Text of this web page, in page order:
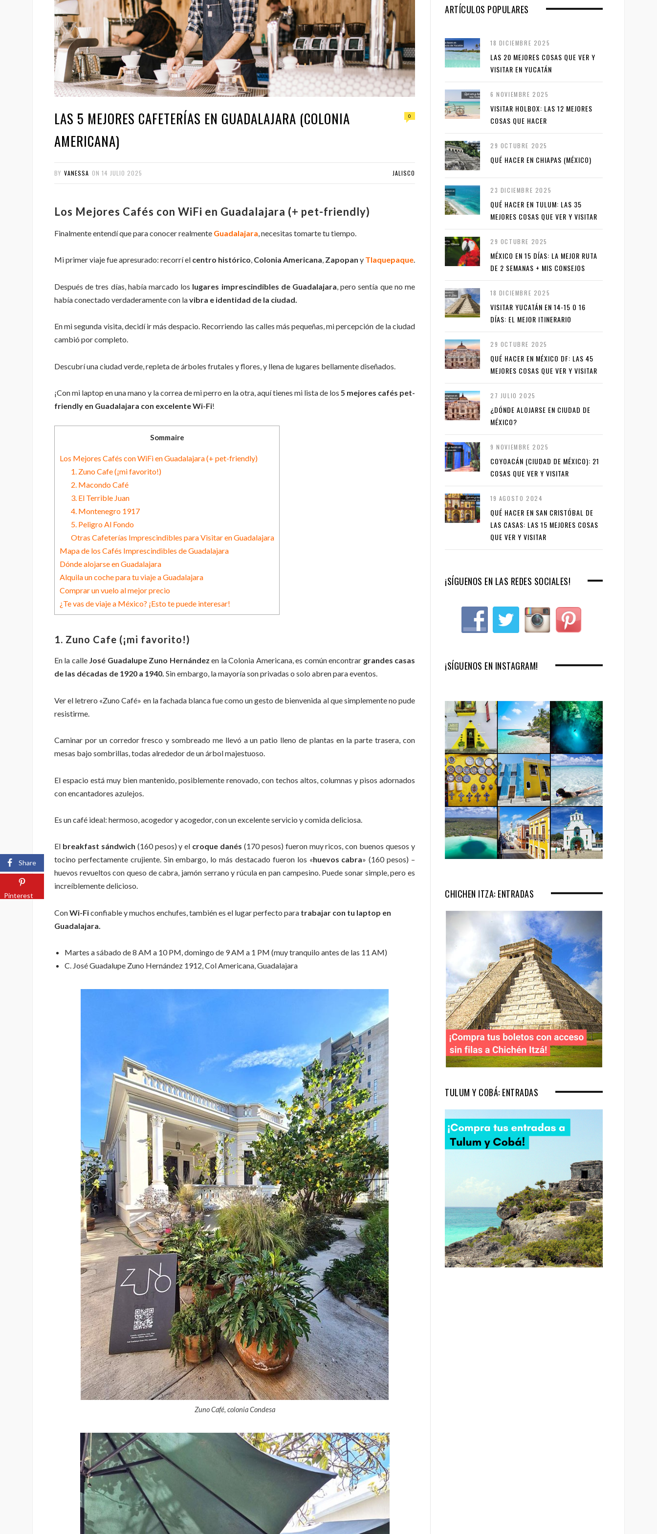
LAS 5 MEJORES CAFETERÍAS EN GUADALAJARA (COLONIA
AMERICANA)
0
BY VANESSA ON 14 JULIO 2025 JALISCO
Los Mejores Cafés con WiFi en Guadalajara (+ pet-friendly)
Finalmente entendí que para conocer realmente Guadalajara, necesitas tomarte tu tiempo.
Mi primer viaje fue apresurado: recorrí el centro histórico, Colonia Americana, Zapopan y Tlaquepaque.
Después de tres días, había marcado los lugares imprescindibles de Guadalajara , pero sentía que no me
había conectado verdaderamente con lavibra e identidad de la ciudad.
En mi segunda visita, decidí ir más despacio. Recorriendo las calles más pequeñas, mi percepción de la ciudad
cambió por completo.
Descubrí una ciudad verde, repleta de árboles frutales y flores, y llena de lugares bellamente diseñados.
¡Con mi laptop en una mano y la correa de mi perro en la otra, aquí tienes mi lista de los 5 mejores cafés pet-
friendly en Guadalajara con excelente Wi-Fi!
Sommaire
Los Mejores Cafés con WiFi en Guadalajara (+ pet-friendly)
1. Zuno Cafe (¡mi favorito!)
2. Macondo Café
3. El Terrible Juan
4. Montenegro 1917
5. Peligro Al Fondo
Otras Cafeterías Imprescindibles para Visitar en Guadalajara
Mapa de los Cafés Imprescindibles de Guadalajara
Dónde alojarse en Guadalajara
Alquila un coche para tu viaje a Guadalajara
Comprar un vuelo al mejor precio
¿Te vas de viaje a México? ¡Esto te puede interesar!
1. Zuno Cafe (¡mi favorito!)
En la calle José Guadalupe Zuno Hernández en la Colonia Americana, es común encontrar grandes casas
de las décadas de 1920 a 1940. Sin embargo, la mayoría son privadas o solo abren para eventos.
Ver el letrero «Zuno Café» en la fachada blanca fue como un gesto de bienvenida al que simplemente no pude
resistirme.
Caminar por un corredor fresco y sombreado me llevó a un patio lleno de plantas en la parte trasera, con
mesas bajo sombrillas, todas alrededor de un árbol majestuoso.
El espacio está muy bien mantenido, posiblemente renovado, con techos altos, columnas y pisos adornados
con encantadores azulejos.
Es un café ideal: hermoso, acogedor y acogedor, con un excelente servicio y comida deliciosa.
El breakfast sándwich (160 pesos) y el croque danés (170 pesos) fueron muy ricos, con buenos quesos y
tocino perfectamente crujiente. Sin embargo, lo más destacado fueron los «huevos cabra» (160 pesos) –
huevos revueltos con queso de cabra, jamón serrano y rúcula en pan campesino. Puede sonar simple, pero es
increíblemente delicioso.
ConWi-Ficonfiable y muchos enchufes, también es el lugar perfecto para trabajar con tu laptop en
Guadalajara.
Martes a sábado de 8 AM a 10 PM, domingo de 9 AM a 1 PM (muy tranquilo antes de las 11 AM)
C. José Guadalupe Zuno Hernández 1912, Col Americana, Guadalajara
Zuno Café, colonia Condesa
ARTÍCULOS POPULARES
18 DICIEMBRE 2025
LAS 20 MEJORES COSAS QUE VER Y
VISITAR EN YUCATÁN
6 NOVIEMBRE 2025
VISITAR HOLBOX: LAS 12 MEJORES
COSAS QUE HACER
29 OCTUBRE 2025
QUÉ HACER EN CHIAPAS (MÉXICO)
23 DICIEMBRE 2025
QUÉ HACER EN TULUM: LAS 35
MEJORES COSAS QUE VER Y VISITAR
29 OCTUBRE 2025
MÉXICO EN 15 DÍAS: LA MEJOR RUTA
DE 2 SEMANAS + MIS CONSEJOS
18 DICIEMBRE 2025
VISITAR YUCATÁN EN 14-15 O 16
DÍAS: EL MEJOR ITINERARIO
29 OCTUBRE 2025
QUÉ HACER EN MÉXICO DF: LAS 45
MEJORES COSAS QUE VER Y VISITAR
27 JULIO 2025
¿DÓNDE ALOJARSE EN CIUDAD DE
MÉXICO?
9 NOVIEMBRE 2025
COYOACÁN (CIUDAD DE MÉXICO): 21
COSAS QUE VER Y VISITAR
19 AGOSTO 2024
QUÉ HACER EN SAN CRISTÓBAL DE
LAS CASAS: LAS 15 MEJORES COSAS
QUE VER Y VISITAR
¡SÍGUENOS EN LAS REDES SOCIALES!
¡SÍGUENOS EN INSTAGRAM!
CHICHEN ITZA: ENTRADAS
TULUM Y COBÁ: ENTRADAS
Share
Pinterest